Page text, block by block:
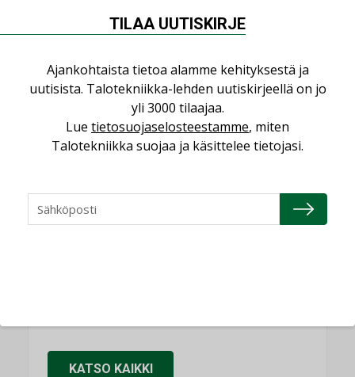
NIMITYKSET
Consti
Refair
NIMITYKSET
KATSO KAIKKI
TILAA UUTISKIRJE
Ajankohtaista tietoa alamme kehityksestä ja
uutisista. Talotekniikka-lehden uutiskirjeellä on jo
yli 3000 tilaajaa.
Lue tietosuojaselosteestamme, miten
Talotekniikka suojaa ja käsittelee tietojasi.